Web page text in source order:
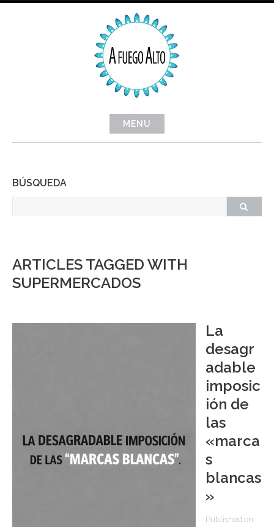
MENU
BÚSQUEDA
ARTICLES TAGGED WITH
SUPERMERCADOS
La
desagr
adable
imposic
ión de
las
«marca
s
blancas
»
Published on